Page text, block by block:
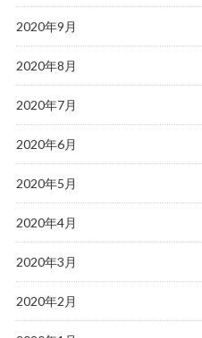
2020年9月
2020年8月
2020年7月
2020年6月
2020年5月
2020年4月
2020年3月
2020年2月